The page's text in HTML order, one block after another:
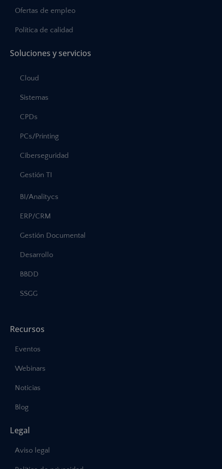
Ofertas de empleo
Política de calidad
Soluciones y servicios
Cloud
Sistemas
CPDs
PCs/Printing
Ciberseguridad
Gestión TI
BI/Analitycs
ERP/CRM
Gestión Documental
Desarrollo
BBDD
SSGG
Recursos
Eventos
Webinars
Noticias
Blog
Legal
Aviso legal